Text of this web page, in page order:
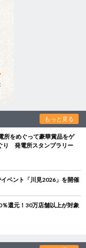
もっと見る
所をめぐって豪華賞品をゲ
り 発電所スタンプラリー
ベント「川見2026」を開催
還元！30万店舗以上が対象